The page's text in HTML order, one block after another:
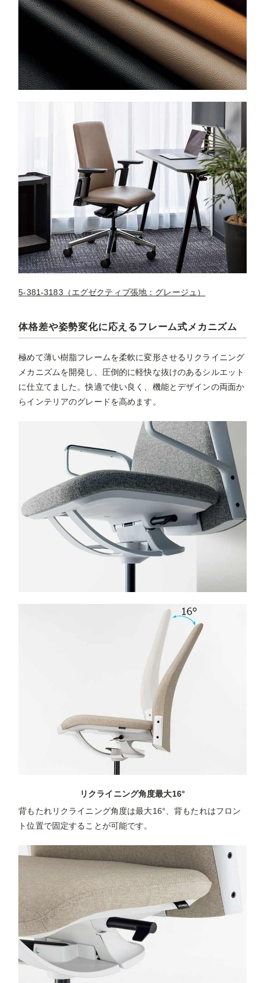
5-381-3183（エグゼクティブ張地：グレージュ）
体格差や姿勢変化に応えるフレーム式メカニズム
極めて薄い樹脂フレームを柔軟に変形させるリクライニング
メカニズムを開発し、圧倒的に軽快な抜けのあるシルエット
に仕立てました。快適で使い良く、機能とデザインの両面か
らインテリアのグレードを高めます。
リクライニング角度最大16°
背もたれリクライニング角度は最大16°、背もたれはフロン
ト位置で固定することが可能です。